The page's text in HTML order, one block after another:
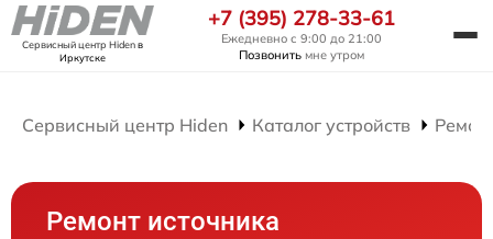
Сервисный центр Hidenв
Иркутске
+7 (395) 278-33-61
Ежедневно с 9:00 до 21:00
Позвонить мне утром
Сервисный центр Hiden Каталог устройств
Ремонт источника